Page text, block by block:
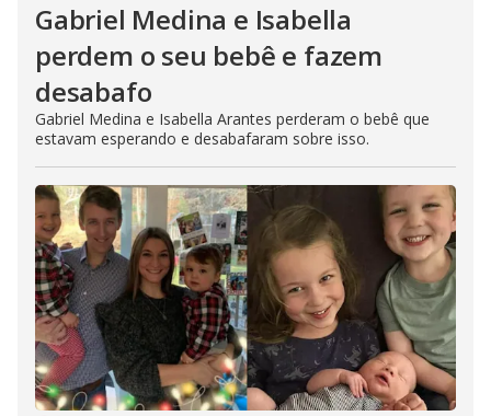
Gabriel Medina e Isabella
perdem o seu bebê e fazem
desabafo
Gabriel Medina e Isabella Arantes perderam o bebê que
estavam esperando e desabafaram sobre isso.